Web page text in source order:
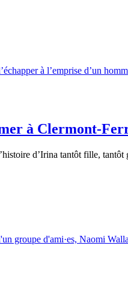
à Clermont-
d’Irina tantôt fille, tantôt